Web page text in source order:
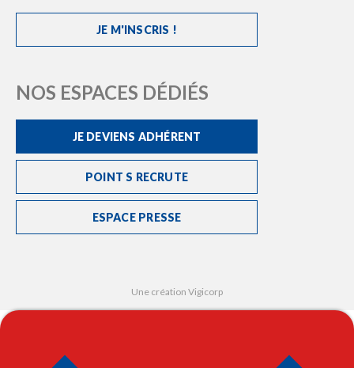
JE M'INSCRIS !
NOS ESPACES DÉDIÉS
JE DEVIENS ADHÉRENT
POINT S RECRUTE
ESPACE PRESSE
Une création Vigicorp